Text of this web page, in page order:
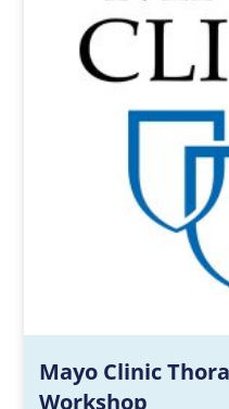
Mayo Clinic
Workshop